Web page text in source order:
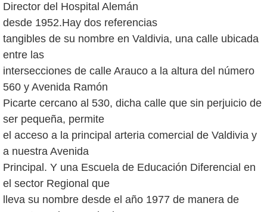
Director del Hospital Alemán
desde 1952.Hay dos referencias
tangibles de su nombre en Valdivia, una calle ubicada
entre las
intersecciones de calle Arauco a la altura del número
560 y Avenida Ramón
Picarte cercano al 530, dicha calle que sin perjuicio de
ser pequeña, permite
el acceso a la principal arteria comercial de Valdivia y
a nuestra Avenida
Principal. Y una Escuela de Educación Diferencial en
el sector Regional que
lleva su nombre desde el año 1977 de manera de